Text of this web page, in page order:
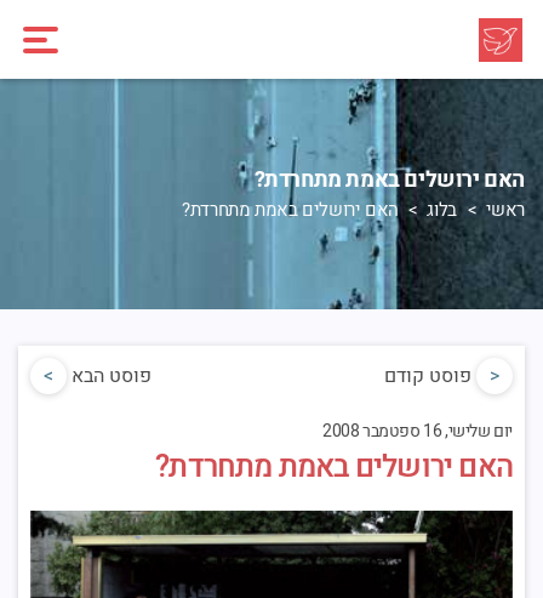
האם ירושלים באמת מתחרדת?
ראשי בלוג האם ירושלים באמת מתחרדת?
< פוסט קודם פוסט הבא >
יום שלישי, 16 ספטמבר 2008
האם ירושלים באמת מתחרדת?